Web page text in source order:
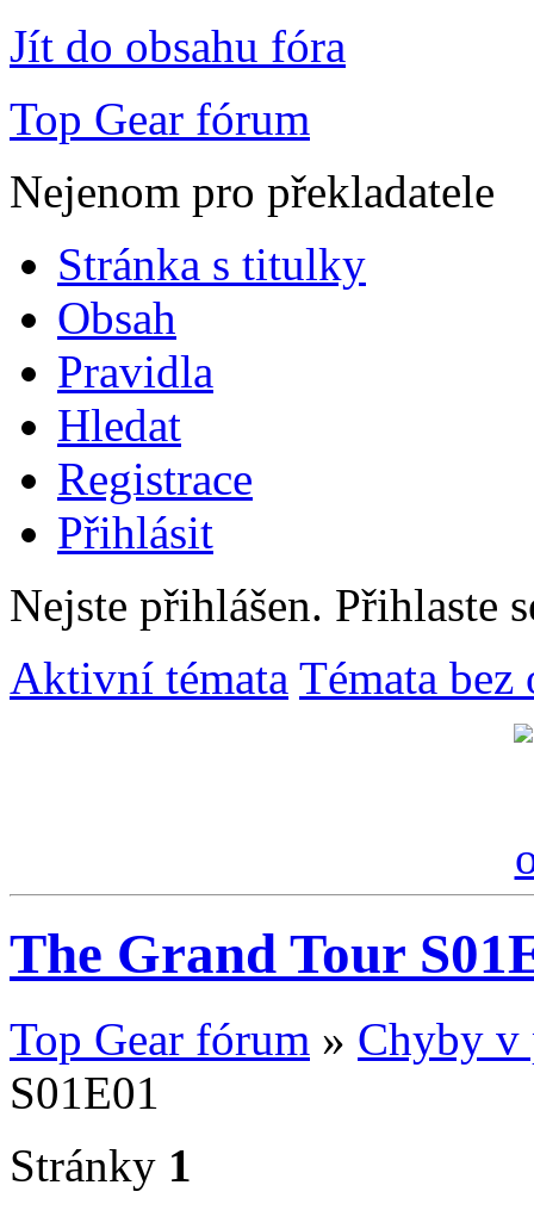
Jít do obsahu fóra
Top Gear fórum
Nejenom pro překladatele
Stránka s titulky
Obsah
Pravidla
Hledat
Registrace
Přihlásit
Nejste přihlášen. Přihlaste
Aktivní témata Témata
The Grand Tour
Top Gear fórum » Chyby v
S01E01
Stránky 1